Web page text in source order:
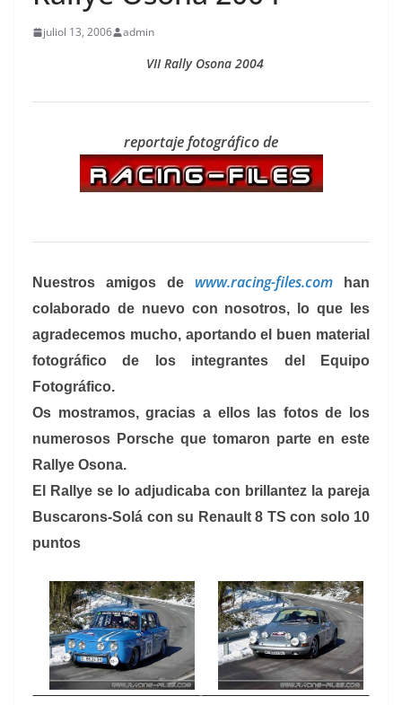
juliol 13, 2006 admin
VII Rally Osona 2004
reportaje fotográfico de
Nuestros amigos de www.racing-files.com
han
colaborado de nuevo con nosotros, lo que les
agradecemos mucho, aportando el buen material
fotográfico de los integrantes del Equipo
Fotográfico.
Os mostramos, gracias a ellos las fotos de los
numerosos Porsche que tomaron parte en este
Rallye Osona.
El Rallye se lo adjudicaba con brillantez la pareja
Buscarons-Solá con su Renault 8 TS con solo 10
puntos